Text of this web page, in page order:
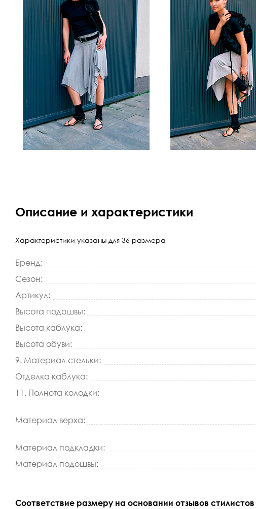
Описание и характеристики
Характеристики указаны для 36 размера
Бренд:
Сезон:
Артикул:
Высота подошвы:
Высота каблука:
Высота обуви:
9. Материал стельки:
Отделка каблука:
11. Полнота колодки:
Материал верха:
Материал подкладки:
Материал подошвы:
Соответствие размеру на основании отзывов стилистов